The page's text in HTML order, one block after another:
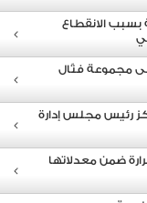
بسبب الانقطاع
رئيس مجلس إدارة
ضمن معدلاتها